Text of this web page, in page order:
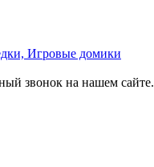
Игровые домики
звонок на нашем сайте.